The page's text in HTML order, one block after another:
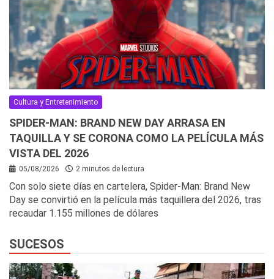
Cultura y Entretenimiento
SPIDER-MAN: BRAND NEW DAY ARRASA EN
TAQUILLA Y SE CORONA COMO LA PELÍCULA MÁS
VISTA DEL 2026
05/08/2026 2 minutos de lectura
Con solo siete días en cartelera, Spider-Man: Brand New
Day se convirtió en la película más taquillera del 2026, tras
recaudar 1.155 millones de dólares
SUCESOS